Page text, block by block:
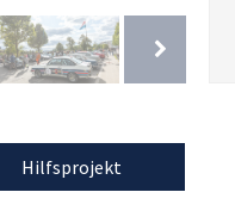
Hilfsprojekt